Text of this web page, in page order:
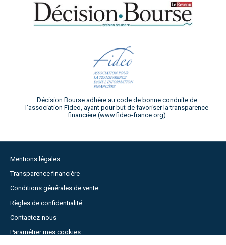
Décision Bourse adhère au code de bonne conduite de
l’association Fideo, ayant pour but de favoriser la transparence
financière (www.fideo-france.org)
Mentions légales
Transparence financière
Conditions générales de vente
Règles de confidentialité
Contactez-nous
Paramétrer mes cookies